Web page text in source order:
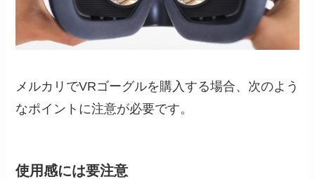
メルカリでVRゴーグルを購入する場合、次のよう
なポイントに注意が必要です。
使用感には要注意